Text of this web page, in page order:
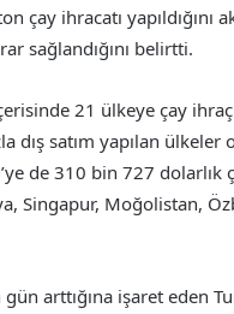
çay ihracatı
sağlandığını belirtti.
21 ülkeye çay
dış satım yapılan
de 310 bin 727 dolarlık
Singapur, Moğolistan,
arttığına işaret eden